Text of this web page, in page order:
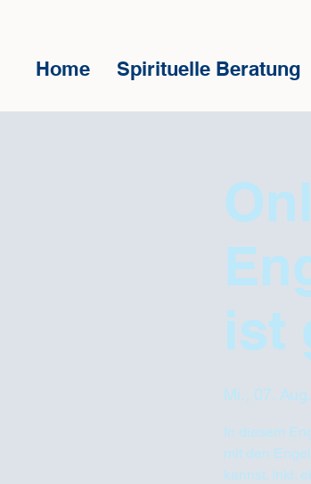
Home Spirituelle Beratung
ist
Mi., 07. Aug.
In diesem
mit den
kannst. Inkl.